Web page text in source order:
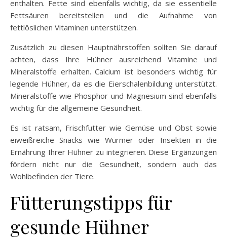
enthalten. Fette sind ebenfalls wichtig, da sie essentielle
Fettsäuren bereitstellen und die Aufnahme von
fettlöslichen Vitaminen unterstützen.
Zusätzlich zu diesen Hauptnährstoffen sollten Sie darauf
achten, dass Ihre Hühner ausreichend Vitamine und
Mineralstoffe erhalten. Calcium ist besonders wichtig für
legende Hühner, da es die Eierschalenbildung unterstützt.
Mineralstoffe wie Phosphor und Magnesium sind ebenfalls
wichtig für die allgemeine Gesundheit.
Es ist ratsam, Frischfutter wie Gemüse und Obst sowie
eiweißreiche Snacks wie Würmer oder Insekten in die
Ernährung Ihrer Hühner zu integrieren. Diese Ergänzungen
fördern nicht nur die Gesundheit, sondern auch das
Wohlbefinden der Tiere.
Fütterungstipps für
gesunde Hühner